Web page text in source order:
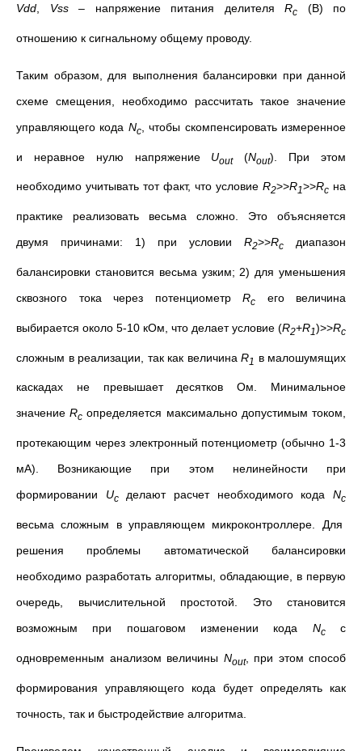
Vdd Vss– напряжение питания делителя Rc (В) по
отношению к сигнальному общему проводу.
Таким образом, для выполнения балансировки при данной
схеме смещения, необходимо рассчитать такое значение
управляющего кода Nc, чтобы скомпенсировать измеренное
и неравное нулю напряжение Uout (Nout). При этом
необходимо учитывать тот факт, что условие R2>>R1>>Rc на
практике реализовать весьма сложно. Это объясняется
двумя причинами: 1) при условии R2>>Rc диапазон
балансировки становится весьма узким; 2) для уменьшения
сквозного тока через потенциометр Rc его величина
выбирается около 5-10 кОм, что делает условие (R2+R1)>>Rc
сложным в реализации, так как величина R1 в малошумящих
каскадах не превышает десятков Ом. Минимальное
значениеRc определяется максимально допустимым током,
протекающим через электронный потенциометр (обычно 1-3
мА). Возникающие при этом нелинейности при
формировании Ucделают расчет необходимого кодаNc
весьма сложным в управляющем микроконтроллере. Для
решения проблемы автоматической балансировки
необходимо разработать алгоритмы, обладающие, в первую
очередь, вычислительной простотой. Это становится
возможным при пошаговом изменении кода Ncс
одновременным анализом величины Nout, при этом способ
формирования управляющего кода будет определять как
точность, так и быстродействие алгоритма.